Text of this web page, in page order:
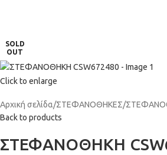
SOLD
OUT
Click to enlarge
Αρχική σελίδα ΣΤΕΦΑΝΟΘΗΚΕΣ
Back to products
ΣΤΕΦΑΝΟΘΗΚΗ